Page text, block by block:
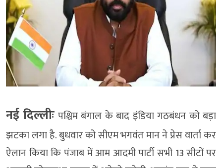
नई दिल्लीः पश्चिम बंगाल के बाद इंडिया गठबंधन को बड़ा
झटका लगा है. बुधवार को सीएम भगवंत मान ने प्रेस वार्ता कर
ऐलान किया कि पंजाब में आम आदमी पार्टी सभी 13 सीटों पर